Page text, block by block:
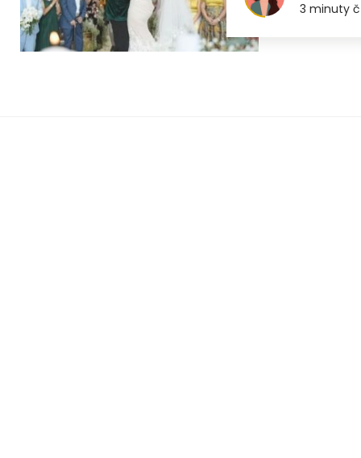
3 minuty